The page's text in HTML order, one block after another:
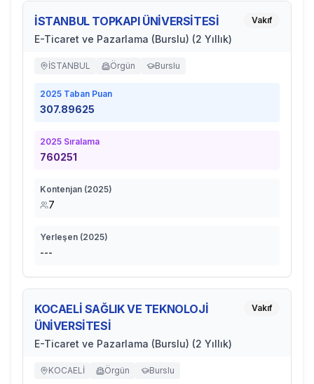
İSTANBUL TOPKAPI ÜNİVERSİTESİ
E-Ticaret ve Pazarlama (Burslu) (2 Yıllık)
Vakıf
İSTANBUL Örgün Burslu
2025 Taban Puan
307.89625
2025 Sıralama
760251
Kontenjan (2025)
7
Yerleşen (2025)
---
KOCAELİ SAĞLIK VE TEKNOLOJİ
ÜNİVERSİTESİ
E-Ticaret ve Pazarlama (Burslu) (2 Yıllık)
Vakıf
KOCAELİ Örgün Burslu